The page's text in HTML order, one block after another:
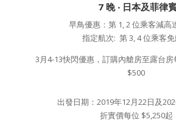
7 晚 ‧ 日本及菲律
早鳥優惠：第 1, 2 位乘客減高
指定航次: 第 3, 4 位乘客
3月4-13快閃優惠，訂購內艙房至露台
$500
出發日期：2019年12月22日及
折實價每位 $5,250起